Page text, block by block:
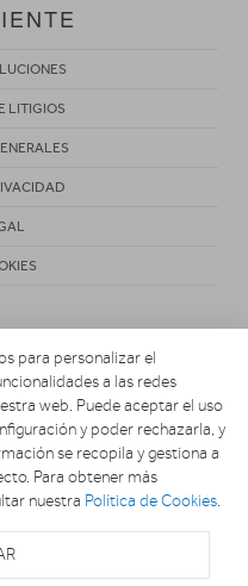
LITIGIOS
para personalizar el
a las redes
web. Puede aceptar el uso
y poder rechazarla, y
se recopila y gestiona a
Para obtener más
nuestra Política de Cookies.